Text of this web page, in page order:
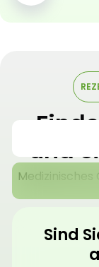
und
Sind